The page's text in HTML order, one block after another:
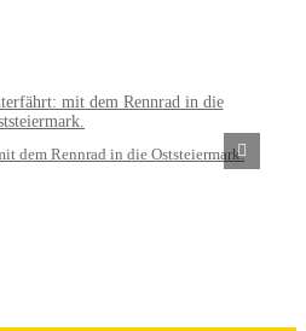
dem Rennrad in die Oststeiermark.